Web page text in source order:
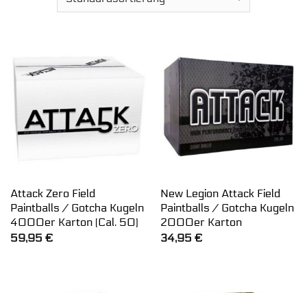
Attack Zero Field
Paintballs / Gotcha Kugeln
4000er Karton (Cal. 50)
59,95 €
New Legion Attack Field
Paintballs / Gotcha Kugeln
2000er Karton
34,95 €